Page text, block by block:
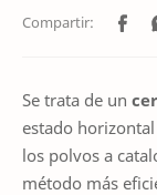
Se trata de un
estado
los polvos a
método más